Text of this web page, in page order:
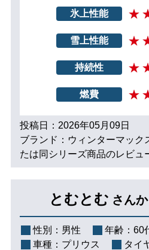
氷上性能
雪上性能
持続性
燃費
投稿日：2026年05月09日
ブランド：ウィンターマック
たは同シリーズ商品のレビュ
とむとむ さん
性別： 男性 年齢： 60
車種： プリウス タイ